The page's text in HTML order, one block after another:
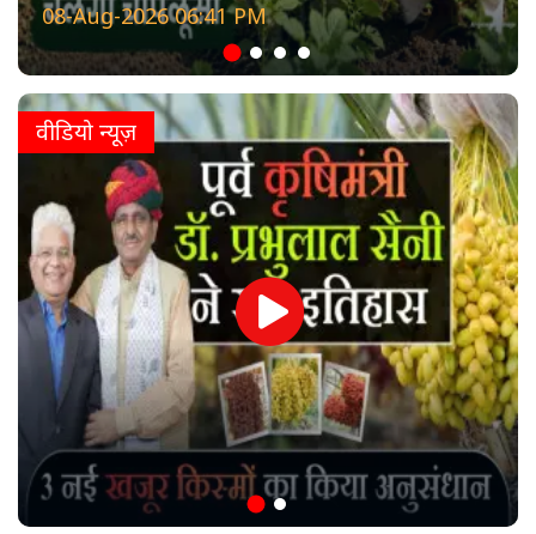
08-Aug-2026 06:41 PM
वीडियो न्यूज़